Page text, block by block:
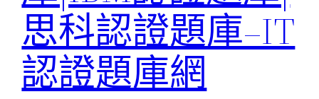
思科認證題庫–IT
認證題庫網